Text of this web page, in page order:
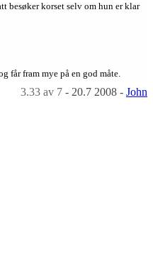
besøker korset selv om hun er klar
får fram mye på en god måte.
3.33 av 7 - 20.7 2008 - John